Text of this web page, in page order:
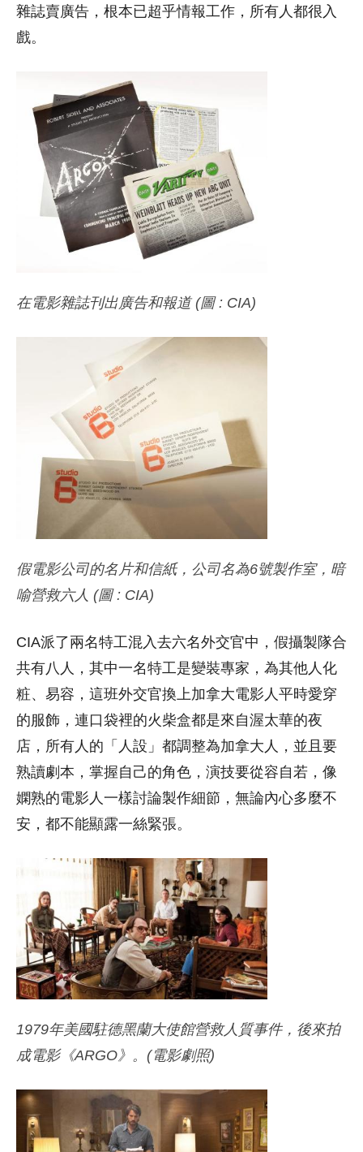
雜誌賣廣告，根本已超乎情報工作，所有人都很入
戲。
在電影雜誌刊出廣告和報道 (圖 : CIA)
假電影公司的名片和信紙，公司名為6號製作室，暗
喻營救六人 (圖 : CIA)
CIA派了兩名特工混入去六名外交官中，假攝製隊合
共有八人，其中一名特工是變裝專家，為其他人化
粧、易容，這班外交官換上加拿大電影人平時愛穿
的服飾，連口袋裡的火柴盒都是來自渥太華的夜
店，所有人的「人設」都調整為加拿大人，並且要
熟讀劇本，掌握自己的角色，演技要從容自若，像
嫻熟的電影人一樣討論製作細節，無論內心多麼不
安，都不能顯露一絲緊張。
1979年美國駐德黑蘭大使館營救人質事件，後來拍
成電影《ARGO》。(電影劇照)